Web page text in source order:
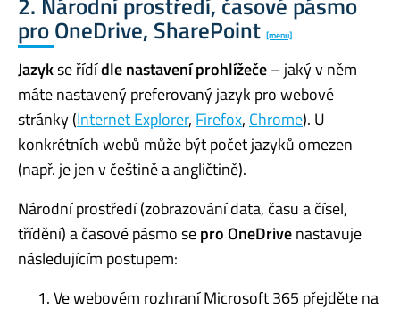
pro OneDrive, SharePoint [menu]
Jazykse řídídle nastavení prohlížeče– jaký v něm
máte nastavený preferovaný jazyk pro webové
stránky (Internet Explorer, Firefox, Chrome). U
konkrétních webů může být počet jazyků omezen
(např. je jen v češtině a angličtině).
Národní prostředí (zobrazování data, času a čísel,
třídění) a časové pásmo sepro OneDrivenastavuje
následujícím postupem:
Ve webovém rozhraní Microsoft 365 přejděte na